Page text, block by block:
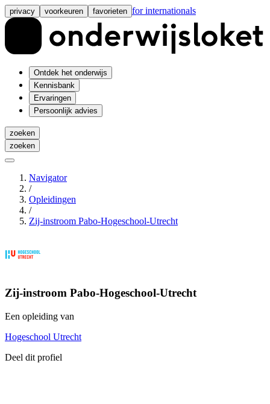
privacy voorkeuren favorieten for internationals
Ontdek het onderwijs
Kennisbank
Ervaringen
Persoonlijk advies
zoeken
zoeken
Navigator
/
Opleidingen
/
Zij-instroom Pabo-Hogeschool-Utrecht
Zij-instroom Pabo-Hogeschool-Utrecht
Een opleiding van
Hogeschool Utrecht
Deel dit profiel